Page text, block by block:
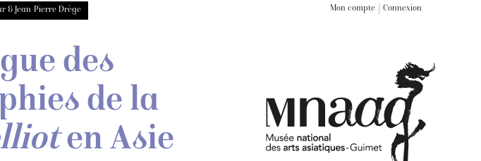
& Jean-Pierre Drège Mon compte Connexion
des
de la
en Asie